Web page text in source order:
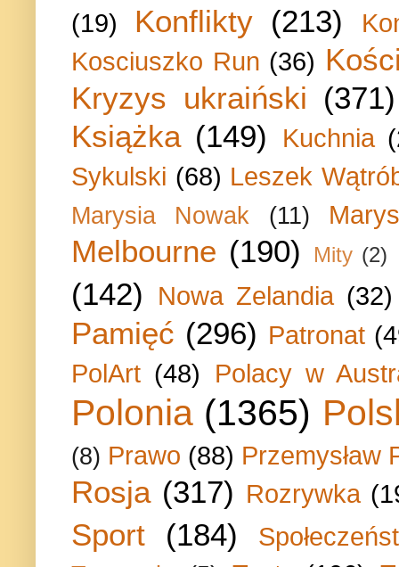
(19) Konflikty (213)
Kosciuszko Run (36)
Kryzys ukraiński (371)
Książka (149) Kuchnia
Sykulski (68) Leszek
Marysia Nowak (11)
Melbourne (190) Mity (2)
(142) Nowa Zelandia (32)
Pamięć (296) Patronat
PolArt (48) Polacy w
Polonia (1365)
(8) Prawo (88) Przemysław
Rosja (317) Rozrywka
Sport (184)